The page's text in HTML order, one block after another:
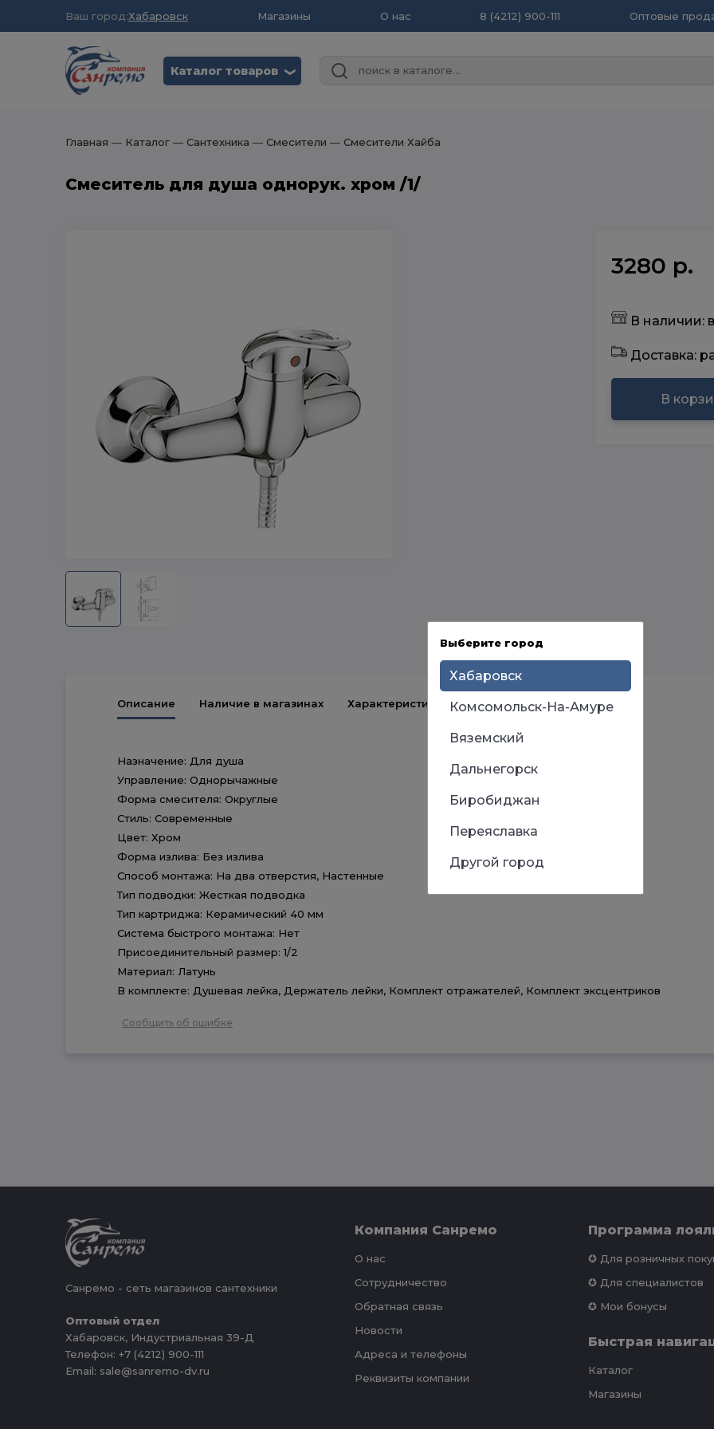
Ваш город:Хабаровск Магазины О нас 8 (4212) 900-111 Оптовые
Каталог товаров ❮
Главная ― Каталог ― Сантехника ― Смесители ― Смесители Хайба
Смеситель для душа однорук. хром /1/
3280 р.
В наличии:
Доставка:
В
Описание Наличие в магазинах Характеристики
Назначение: Для душа
Управление: Однорычажные
Форма смесителя: Округлые
Стиль: Современные
Цвет: Хром
Форма излива: Без излива
Способ монтажа: На два отверстия, Настенные
Тип подводки: Жесткая подводка
Тип картриджа: Керамический 40 мм
Система быстрого монтажа: Нет
Присоединительный размер: 1/2
Материал: Латунь
В комплекте: Душевая лейка, Держатель лейки, Комплект отражателей, Комплект эксцентриков
Сообщить об ошибке
Санремо - сеть магазинов сантехники
Оптовый отдел
Хабаровск, Индустриальная 39-Д
Телефон: +7 (4212) 900-111
Email: sale@sanremo-dv.ru
Компания Санремо
О нас
Сотрудничество
Обратная связь
Новости
Адреса и телефоны
Реквизиты компании
Программа
✪ Для розничных
✪ Для специалистов
✪ Мои бонусы
Быстрая
Каталог
Магазины
Выберите город
Хабаровск
Комсомольск-На-Амуре
Вяземский
Дальнегорск
Биробиджан
Переяславка
Другой город